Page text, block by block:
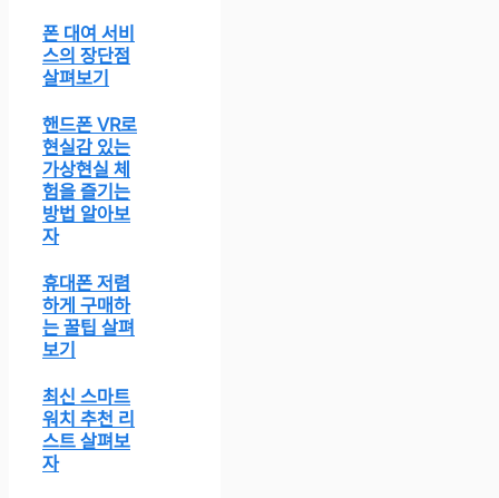
폰 대여 서비
스의 장단점
살펴보기
핸드폰 VR로
현실감 있는
가상현실 체
험을 즐기는
방법 알아보
자
휴대폰 저렴
하게 구매하
는 꿀팁 살펴
보기
최신 스마트
워치 추천 리
스트 살펴보
자